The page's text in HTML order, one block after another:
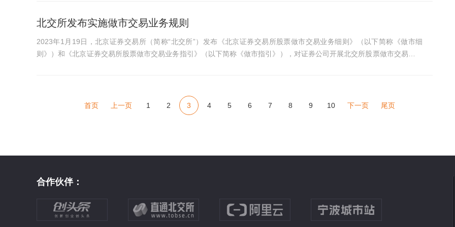
北交所发布实施做市交易业务规则
2023年1月19日，北京证券交易所（简称“北交所”）发布《北京证券交易所股票做市交易业务细则》（以下简称《做市细
则》）和《北京证券交易所股票做市交易业务指引》（以下简称《做市指引》），对证券公司开展北交所股票做市交易业务
首页 上一页 1 2 3 4 5 6 7 8 9 10 下一页 尾页
合作伙伴：